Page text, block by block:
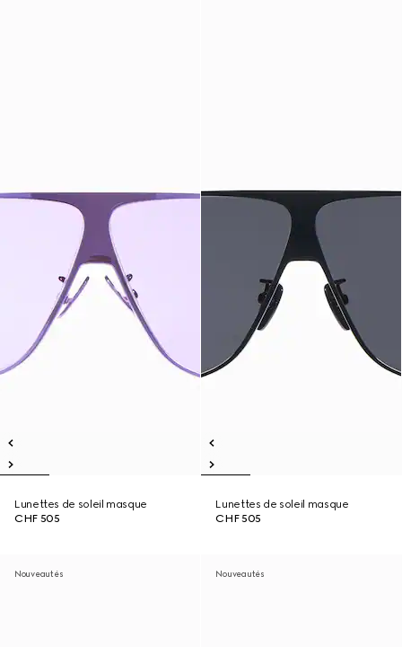
Lunettes de soleil masque
CHF 505
Lunettes de soleil masque
CHF 505
Nouveautés Nouveautés